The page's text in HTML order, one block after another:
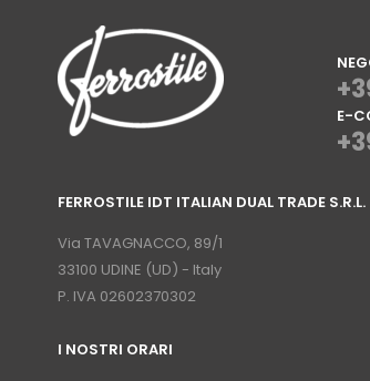
E-
FERROSTILE IDT ITALIAN DUAL TRADE S.R.L.
Via TAVAGNACCO, 89/1
33100 UDINE (UD) - Italy
P. IVA 02602370302
I NOSTRI ORARI